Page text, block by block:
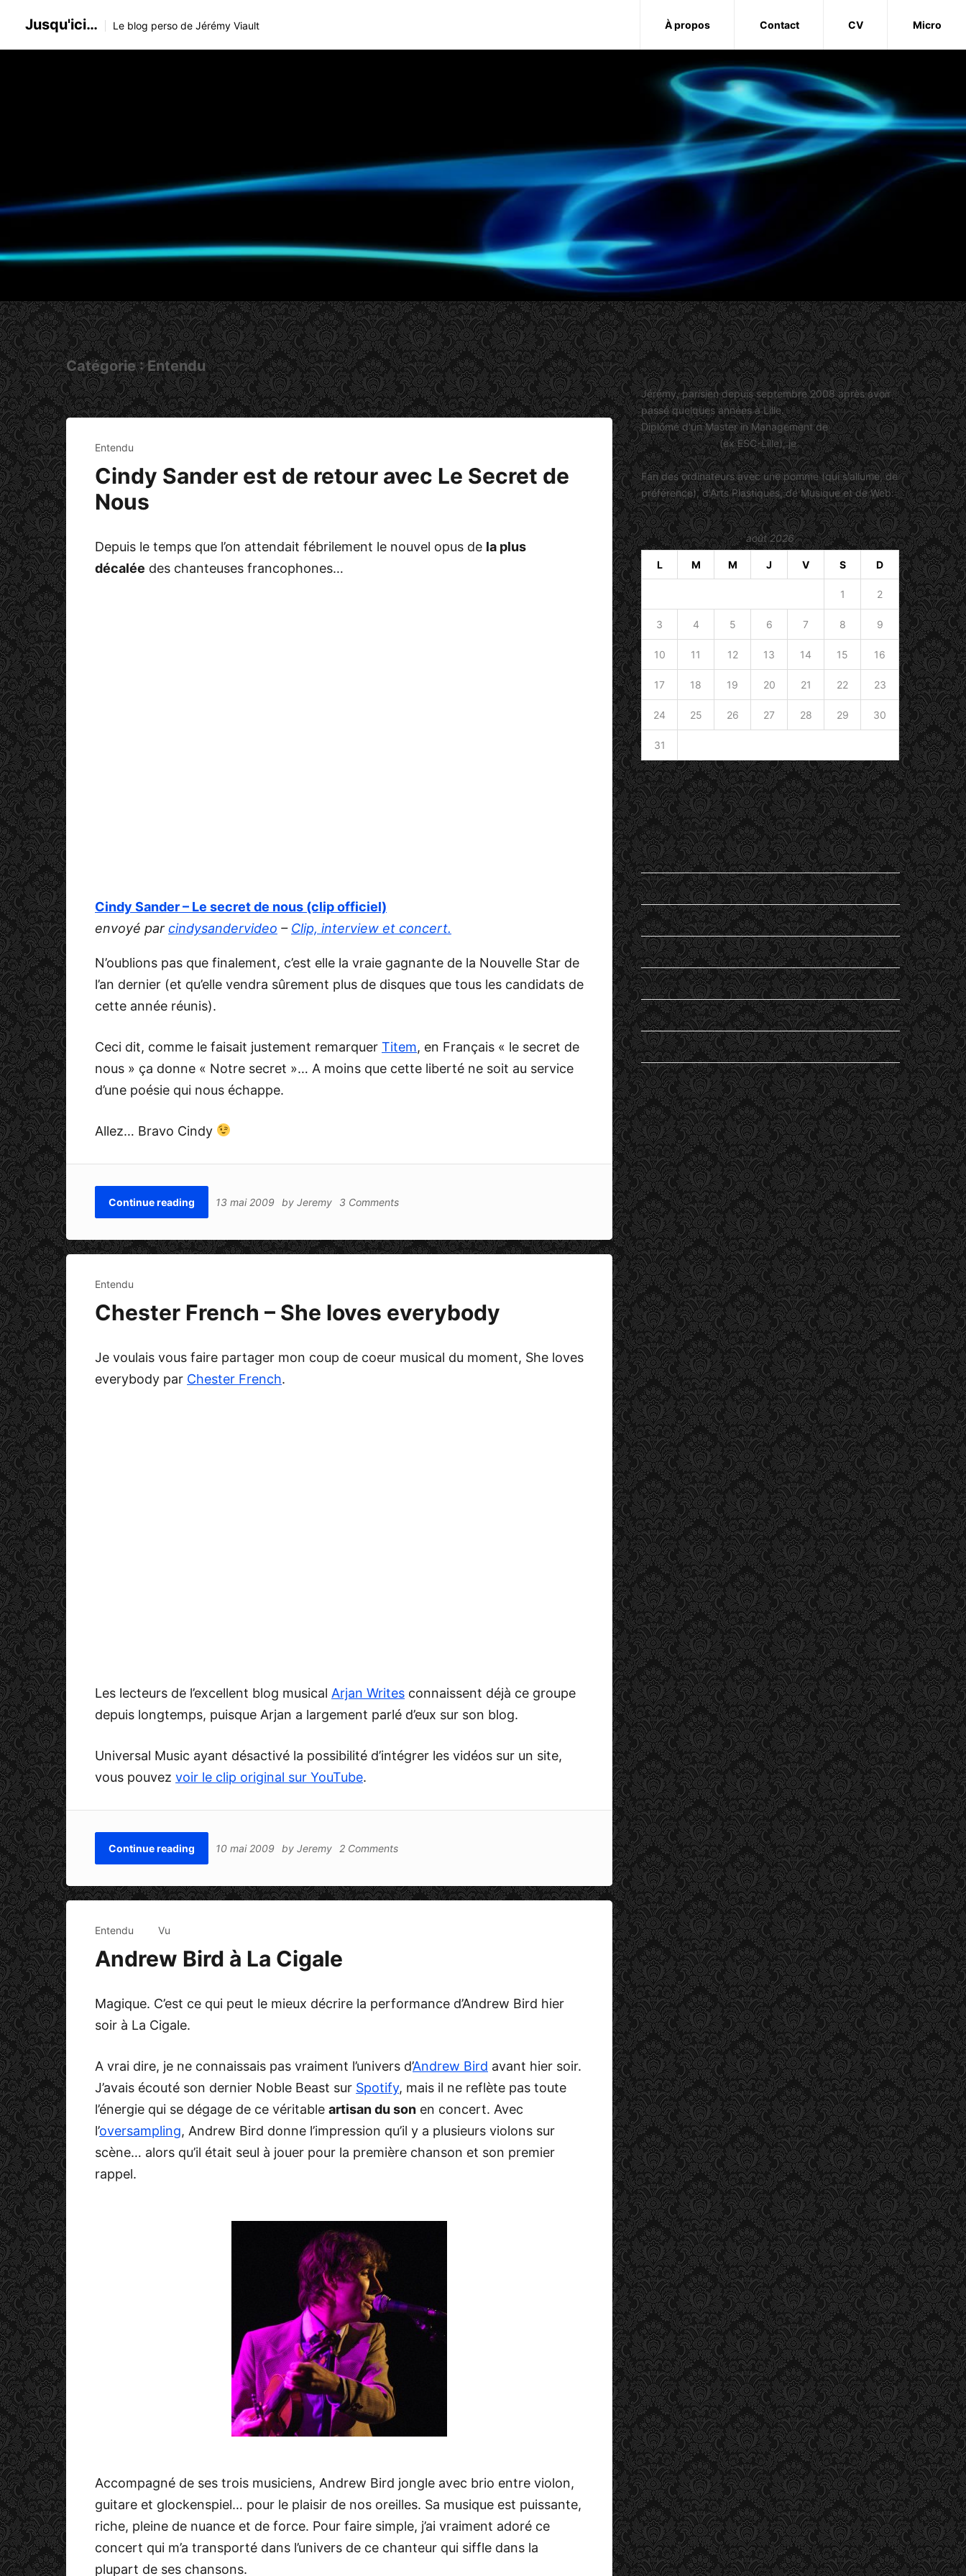
Jusqu'ici… Le blog perso de Jérémy Viault À propos Contact CV Micro
Catégorie :Entendu
Entendu
Cindy Sander est de retour avec Le Secret de
Nous
Depuis le temps que l’on attendait fébrilement le nouvel opus de la plus
décalée des chanteuses francophones…
Cindy Sander – Le secret de nous (clip officiel)
envoyé par cindysandervideo – Clip, interview et concert.
N’oublions pas que finalement, c’est elle la vraie gagnante de la Nouvelle Star de
l’an dernier (et qu’elle vendra sûrement plus de disques que tous les candidats de
cette année réunis).
Ceci dit, comme le faisait justement remarquer Titem, en Français « le secret de
nous » ça donne « Notre secret »… A moins que cette liberté ne soit au service
d’une poésie qui nous échappe.
Allez… Bravo Cindy
Continue reading 13 mai 2009 by Jeremy 3 Comments
Entendu
Chester French – She loves everybody
Je voulais vous faire partager mon coup de coeur musical du moment, She loves
everybody par Chester French.
Les lecteurs de l’excellent blog musical Arjan Writes connaissent déjà ce groupe
depuis longtemps, puisque Arjan a largement parlé d’eux sur son blog.
Universal Music ayant désactivé la possibilité d’intégrer les vidéos sur un site,
vous pouvez voir le clip original sur YouTube.
Continue reading 10 mai 2009 by Jeremy 2 Comments
Entendu Vu
Andrew Bird à La Cigale
Magique. C’est ce qui peut le mieux décrire la performance d’Andrew Bird hier
soir à La Cigale.
A vrai dire, je ne connaissais pas vraiment l’univers d’Andrew Bird avant hier soir.
J’avais écouté son dernier Noble Beast sur Spotify, mais il ne reflète pas toute
l’énergie qui se dégage de ce véritable artisan du son en concert. Avec
l’oversampling, Andrew Bird donne l’impression qu’il y a plusieurs violons sur
scène… alors qu’il était seul à jouer pour la première chanson et son premier
rappel.
Accompagné de ses trois musiciens, Andrew Bird jongle avec brio entre violon,
guitare et glockenspiel… pour le plaisir de nos oreilles. Sa musique est puissante,
riche, pleine de nuance et de force. Pour faire simple, j’ai vraiment adoré ce
concert qui m’a transporté dans l’univers de ce chanteur qui siffle dans la
plupart de ses chansons.
Jérémy Viault
Jérémy, parisien depuis septembre 2008 après avoir
passé quelques années à Lille.
Diplômé d'un Master in Management deSKEMA
Business School(ex ESC-Lille), jetravaille dans le
marketing.
Fan des ordinateurs avec une pomme (qui s'allume, de
préférence), d'Arts Plastiques, de Musique et de Web.
août 2026
L M M J V S D
1 2
3 4 5 6 7 8 9
10 11 12 13 14 15 16
17 18 19 20 21 22 23
24 25 26 27 28 29 30
31
« Sep
Catégories
En passant
Entendu
General
Lu
my life…
Non classé
Student's Life
Vu
ESC
ESC Lille